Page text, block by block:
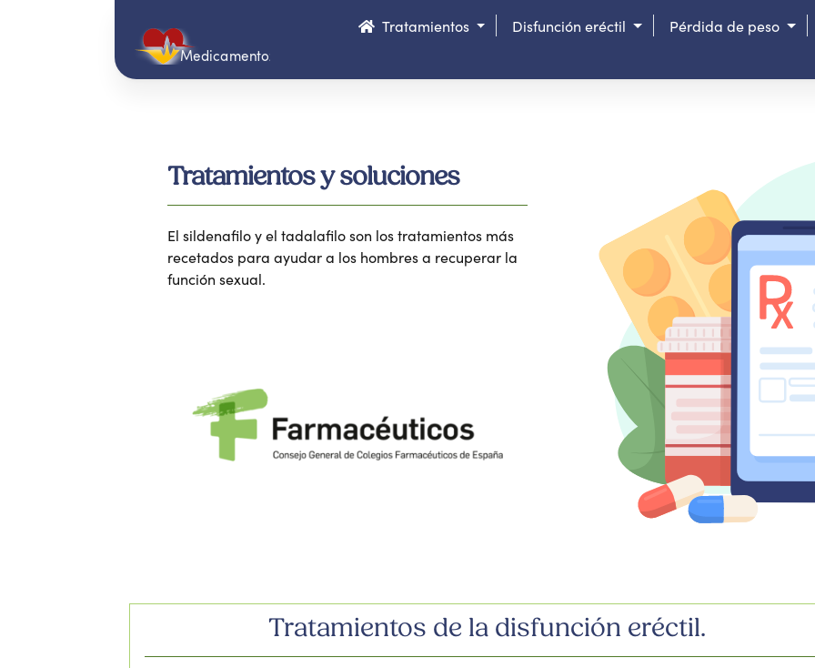
Medicamentoz
Tratamientos Disfunción eréctil Pérdida de peso
Tratamientos y soluciones
El sildenafilo y el tadalafilo son los tratamientos más
recetados para ayudar a los hombres a recuperar la
función sexual.
Tratamientos de la disfunción eréctil.